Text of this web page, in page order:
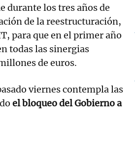
durante los tres años de
de la reestructuración,
para que en el primer año
todas las sinergias
de euros.
viernes contempla las
el bloqueo del Gobierno a